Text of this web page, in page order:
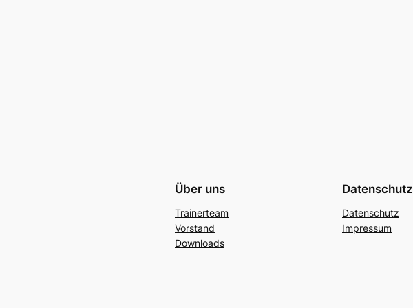
Über uns
Trainerteam
Vorstand
Downloads
Datenschutz
Datenschutz
Impressum